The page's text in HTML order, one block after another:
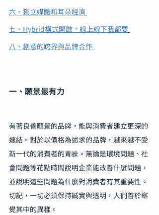
六、獨立媒體和耳朵經濟
七、Hybrid模式開啟，線上線下我都要
八、創意的跨界與品牌合作
一、願景最有力
有著良善願景的品牌，能與消費者建立更深的
連結。對於以價格為述求的品牌，越來越不受
新一代的消費者的青睞。無論是環境問題、社
會問題等花點時間說明企業能改善什麼問題，
並說明這些問題為什麼對消費者有其重要性。
切記，一切必須保持誠實與透明，人們善於察
覺其中的異樣。